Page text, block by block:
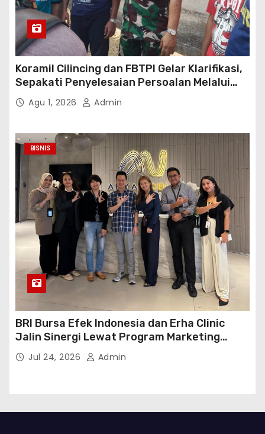
Koramil Cilincing dan FBTPI Gelar Klarifikasi,
Sepakati Penyelesaian Persoalan Melalui
DialogAgu 1, 2026 Admin
BISNIS
BRI Bursa Efek Indonesia dan Erha Clinic
Jalin Sinergi Lewat Program Marketing
Kolaborasi
Jul 24, 2026 Admin